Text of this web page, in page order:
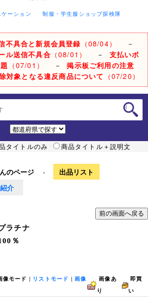
ーション 制服・学生服ショップ探検隊
不具合と新規会員登録 （08/04）
－
ル送信不具合 （08/01） － 支払いボ
（07/01） －掲示板ご利用の注意
対象となる違反商品について （07/20）
タイトルのみ 商品タイトル＋説明文
のページ -
出品リスト
介
ラチナ
％
像モード リストモード |画像 画像あ
り
即買
い